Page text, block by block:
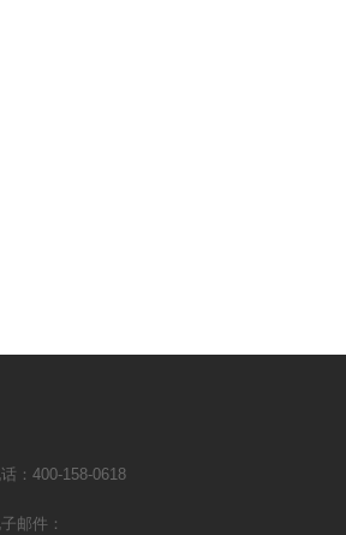
：400-158-0618
邮件：